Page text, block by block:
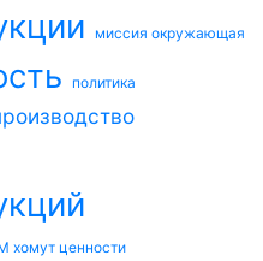
миссия окружающая
политика
хомут ценности